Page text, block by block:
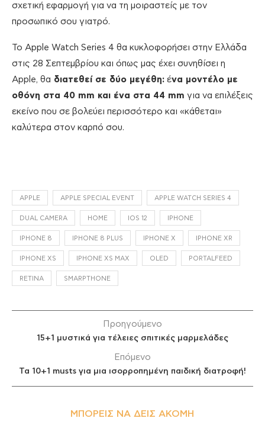
σχετική εφαρμογή για να τη μοιραστείς με τον
προσωπικό σου γιατρό.
Το Apple Watch Series 4 θα κυκλοφορήσει στην Ελλάδα
στις 28 Σεπτεμβρίου και όπως μας έχει συνηθίσει η
Apple, θα διατεθεί σε δύο μεγέθη: ένα μοντέλο με
οθόνη στα 40 mm και ένα στα 44 mm για να επιλέξεις
εκείνο που σε βολεύει περισσότερο και «κάθεται»
καλύτερα στον καρπό σου.
APPLE APPLE SPECIAL EVENT APPLE WATCH SERIES 4
DUAL CAMERA HOME IOS 12 IPHONE
IPHONE 8 IPHONE 8 PLUS IPHONE X IPHONE XR
IPHONE XS IPHONE XS MAX OLED PORTALFEED
RETINA SMARPTHONE
Προηγούμενο
15+1 μυστικά για τέλειες σπιτικές μαρμελάδες
Επόμενο
Τα 10+1 musts για μια ισορροπημένη παιδική διατροφή!
ΜΠΟΡΕΊΣ ΝΑ ΔΕΙΣ ΑΚΌΜΗ